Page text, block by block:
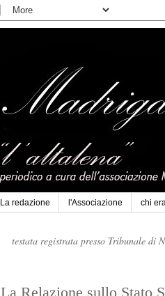
La redazione l'Associazione chi
testata registrata presso Tribunale di
La Relazione sullo Stato